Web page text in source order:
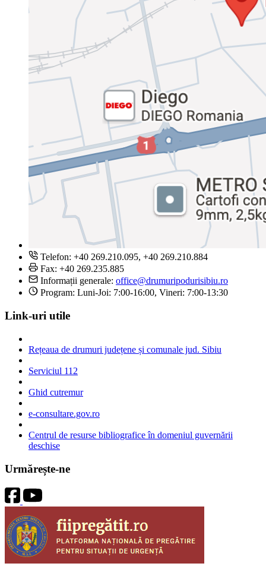
Telefon: +40 269.210.095, +40 269.210.884
Fax: +40 269.235.885
Informații generale: office@drumuripodurisibiu.ro
Program: Luni-Joi: 7:00-16:00, Vineri: 7:00-13:30
Link-uri utile
Rețeaua de drumuri județene și comunale jud. Sibiu
Serviciul 112
Ghid cutremur
e-consultare.gov.ro
Centrul de resurse bibliografice în domeniul guvernării
deschise
Urmărește-ne